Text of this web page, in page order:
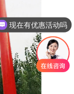
现在有优惠活动吗